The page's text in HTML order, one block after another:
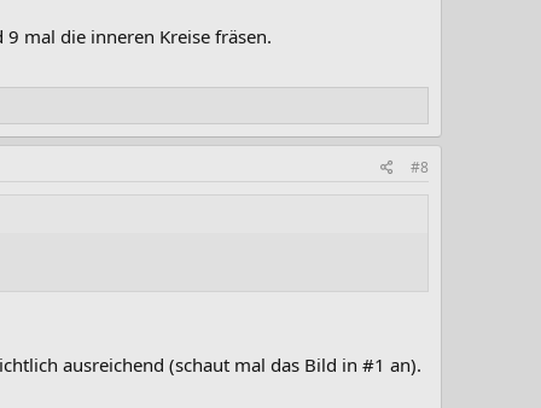
mal die inneren Kreise fräsen.
#8
ausreichend (schaut mal das Bild in #1 an).